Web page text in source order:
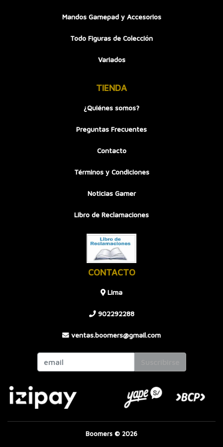
Mandos Gamepad y Accesorios
Todo Figuras de Colección
Variados
TIENDA
¿Quiénes somos?
Preguntas Frecuentes
Contacto
Términos y Condiciones
Noticias Gamer
Libro de Reclamaciones
CONTACTO
LIma
902292288
ventas.boomers@gmail.com
Boomers © 2026